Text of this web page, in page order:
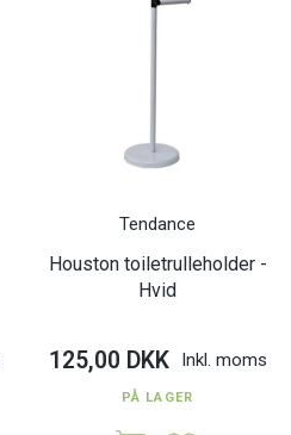
Tendance
Houston toiletrulleholder -
Hvid
125,00 DKK Inkl. moms
PÅ LAGER